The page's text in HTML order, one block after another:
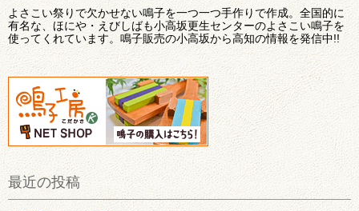
よさこい祭りで欠かせない鳴子を一つ一つ手作りで作成。全国的に
有名な、ほにや・えびしばも小高坂更生センターのよさこい鳴子を
使ってくれています。鳴子販売の小高坂から高知の情報を発信中!!
最近の投稿